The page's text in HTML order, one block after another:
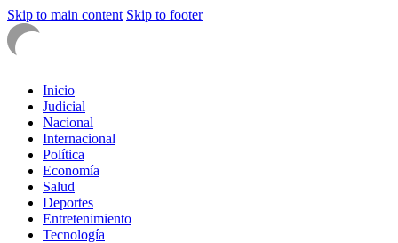
Skip to main content Skip to footer
Inicio
Judicial
Nacional
Internacional
Política
Economía
Salud
Deportes
Entretenimiento
Tecnología